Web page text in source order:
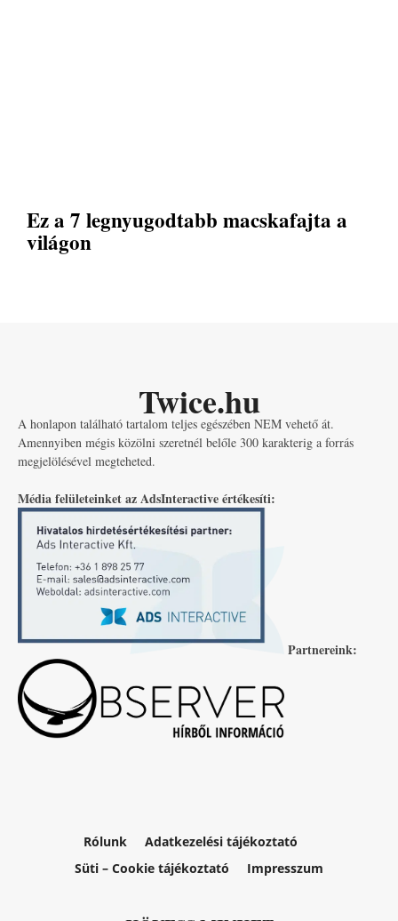
Ez a 7 legnyugodtabb macskafajta a
világon
Twice.hu
A honlapon található tartalom teljes egészében NEM vehető át.
Amennyiben mégis közölni szeretnél belőle 300 karakterig a forrás
megjelölésével megteheted.
Média felületeinket az AdsInteractive értékesíti:
Partnereink:
Rólunk
Adatkezelési tájékoztató
Süti – Cookie tájékoztató
Impresszum